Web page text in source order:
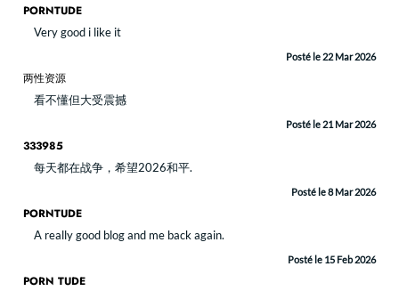
PORNTUDE
Very good i like it
Posté le 22 Mar 2026
两性资源
看不懂但大受震撼
Posté le 21 Mar 2026
333985
每天都在战争，希望2026和平.
Posté le 8 Mar 2026
PORNTUDE
A really good blog and me back again.
Posté le 15 Feb 2026
PORN TUDE